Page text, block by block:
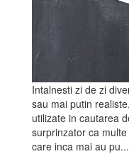
Intalnesti zi de zi
sau mai putin
utilizate in cautarea
surprinzator ca
care inca mai au pu...